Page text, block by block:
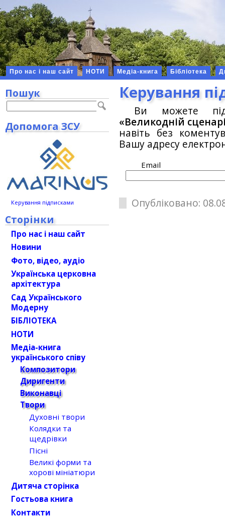
Про нас і наш сайт НОТИ Медіа-книга Бібліотека
Керування
Ви можете
«Великодній
навіть без
Вашу адресу
Email
Опубліковано:
Пошук
Допомога ЗСУ
Керування підписками
Сторінки
Про нас і наш сайт
Новини
Фото, відео, аудіо
Українська церковна
архітектура
Сад Українського
Модерну
БІБЛІОТЕКА
НОТИ
Медіа-книга
українського співу
Композитори
Диригенти
Виконавці
Твори
Духовні твори
Колядки та
щедрівки
Пісні
Великі форми та
хорові мініатюри
Дитяча сторінка
Гостьова книга
Контакти